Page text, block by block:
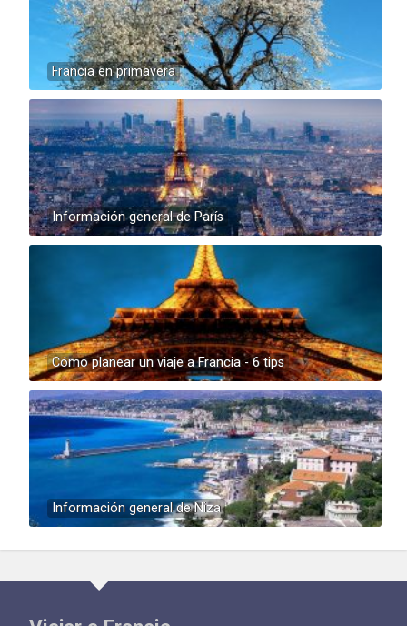
Francia en primavera
Información general de París
Cómo planear un viaje a Francia - 6 tips
Información general de Niza